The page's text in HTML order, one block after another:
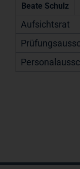
Beate Schulz